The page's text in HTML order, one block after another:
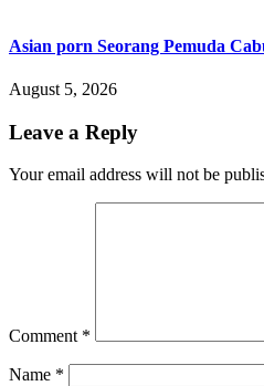
Asian porn Seorang Pemuda
August 5, 2026
Leave a Reply
Your email address will not be
Comment *
Name *